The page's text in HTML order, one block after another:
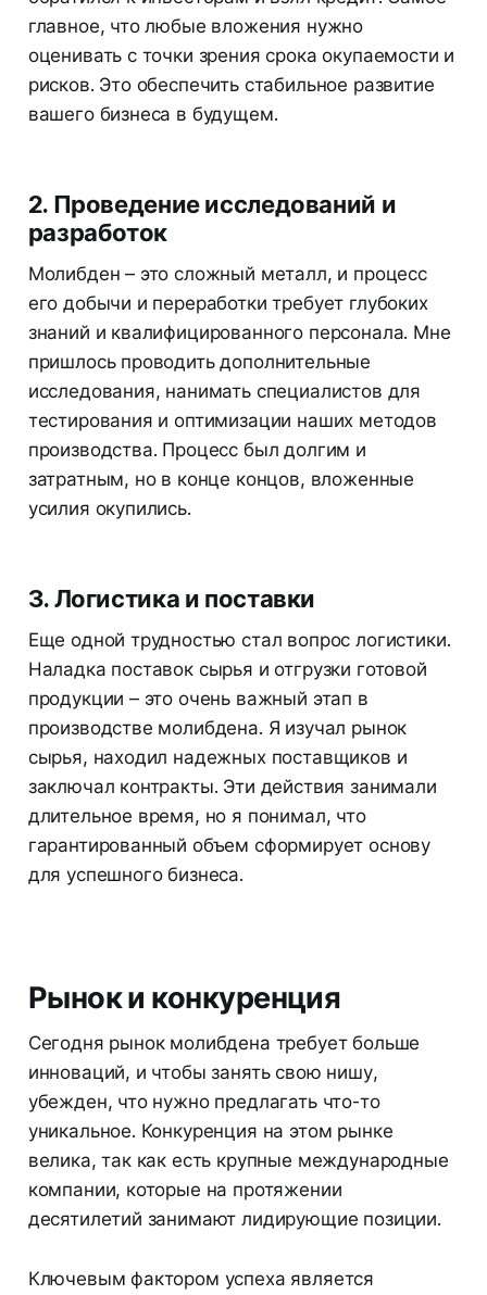
главное, что любые вложения нужно
оценивать с точки зрения срока окупаемости и
рисков. Это обеспечить стабильное развитие
вашего бизнеса в будущем.
2. Проведение исследований и
разработок
Молибден – это сложный металл, и процесс
его добычи и переработки требует глубоких
знаний и квалифицированного персонала. Мне
пришлось проводить дополнительные
исследования, нанимать специалистов для
тестирования и оптимизации наших методов
производства. Процесс был долгим и
затратным, но в конце концов, вложенные
усилия окупились.
3. Логистика и поставки
Еще одной трудностью стал вопрос логистики.
Наладка поставок сырья и отгрузки готовой
продукции – это очень важный этап в
производстве молибдена. Я изучал рынок
сырья, находил надежных поставщиков и
заключал контракты. Эти действия занимали
длительное время, но я понимал, что
гарантированный объем сформирует основу
для успешного бизнеса.
Рынок и конкуренция
Сегодня рынок молибдена требует больше
инноваций, и чтобы занять свою нишу,
убежден, что нужно предлагать что-то
уникальное. Конкуренция на этом рынке
велика, так как есть крупные международные
компании, которые на протяжении
десятилетий занимают лидирующие позиции.
Ключевым фактором успеха является